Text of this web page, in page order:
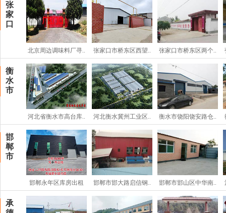
张
家
口
北京周边调味料厂寻.. 张家口市桥东区西望.. 张家口市桥东区两个..
衡
水
市
河北省衡水市高台库.. 河北衡水冀州工业区.. 衡水市饶阳饶安路仓..
邯
郸
市
邯郸永年区库房出租 邯郸市邯大路启信钢.. 邯郸市邯山区中华南..
承